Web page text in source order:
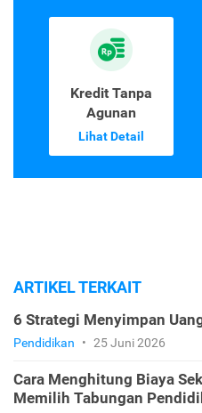
Kredit Tanpa
Agunan
Lihat Detail
ARTIKEL TERKAIT
6 Strategi Menyimpan
Pendidikan • 25 Juni 2026
Cara Menghitung Biaya
Memilih Tabungan